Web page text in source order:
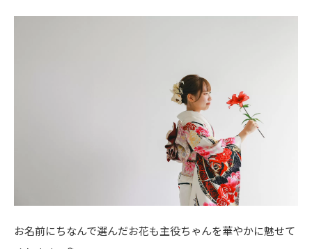
お名前にちなんで選んだお花も主役ちゃんを華やかに魅せて